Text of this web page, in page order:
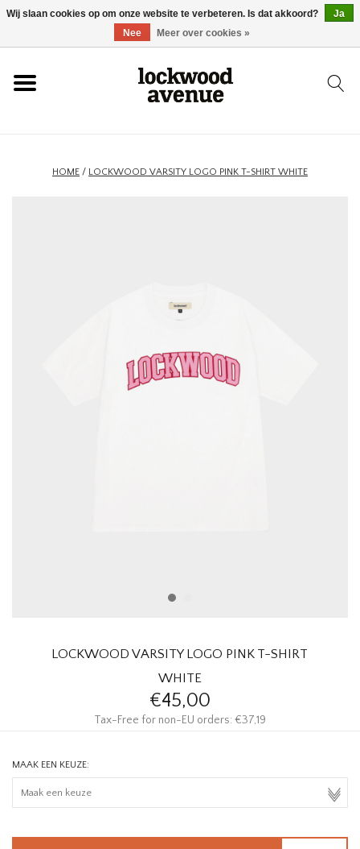
HOME
HOME / LOCKWOOD VARSITY LOGO PINK T-SHIRT WHITE
LOCKWOOD VARSITY LOGO PINK T-SHIRT
WHITE
€45,00
Tax-Free for non-EU orders: €37,19
MAAK EEN KEUZE:
Wij slaan cookies op om onze website te verbeteren. Is dat akkoord?
Ja
Nee
Meer over cookies »